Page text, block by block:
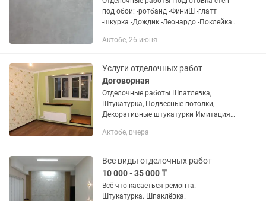
под обои: -ротбанд -ФиниШ -глатт
-шкурка -Дождик -Леонардо -Поклейка
Ответственно, аккуратно, с гарантией
Актобе, 26 июня
Услуги отделочных работ
Договорная
Отделочные работы Шпатлевка,
Штукатурка, Подвесные потолки,
Декоративные штукатурки Имитация
Карта мира Гротто Паркет, Плиточные
Актобе, вчера
Все виды отделочных работ
10 000 - 35 000 ₸
Всё что касаеться ремонта.
Штукатурка. Шпаклёвка.